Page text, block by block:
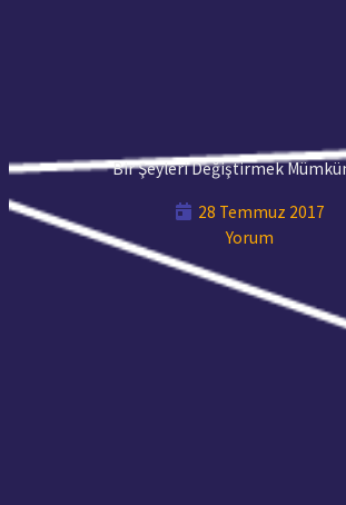
Bir Şeyleri Değiştirmek
28 Temmuz 2017
Yorum